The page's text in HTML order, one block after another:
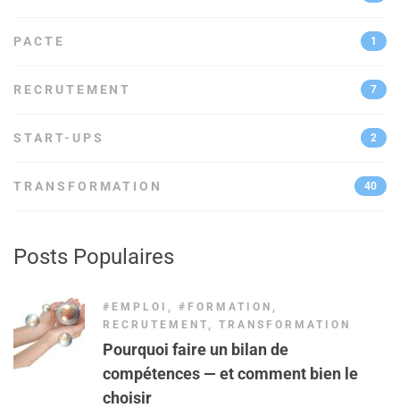
PACTE 1
RECRUTEMENT 7
START-UPS 2
TRANSFORMATION 40
Posts Populaires
#EMPLOI #FORMATION
RECRUTEMENT
TRANSFORMATION
Pourquoi faire un bilan de
compétences — et comment bien le
choisir